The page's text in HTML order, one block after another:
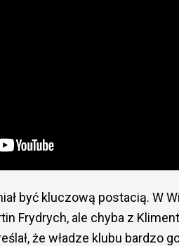
być kluczową postacią. W
Frydrych, ale chyba z
że władze klubu bardzo